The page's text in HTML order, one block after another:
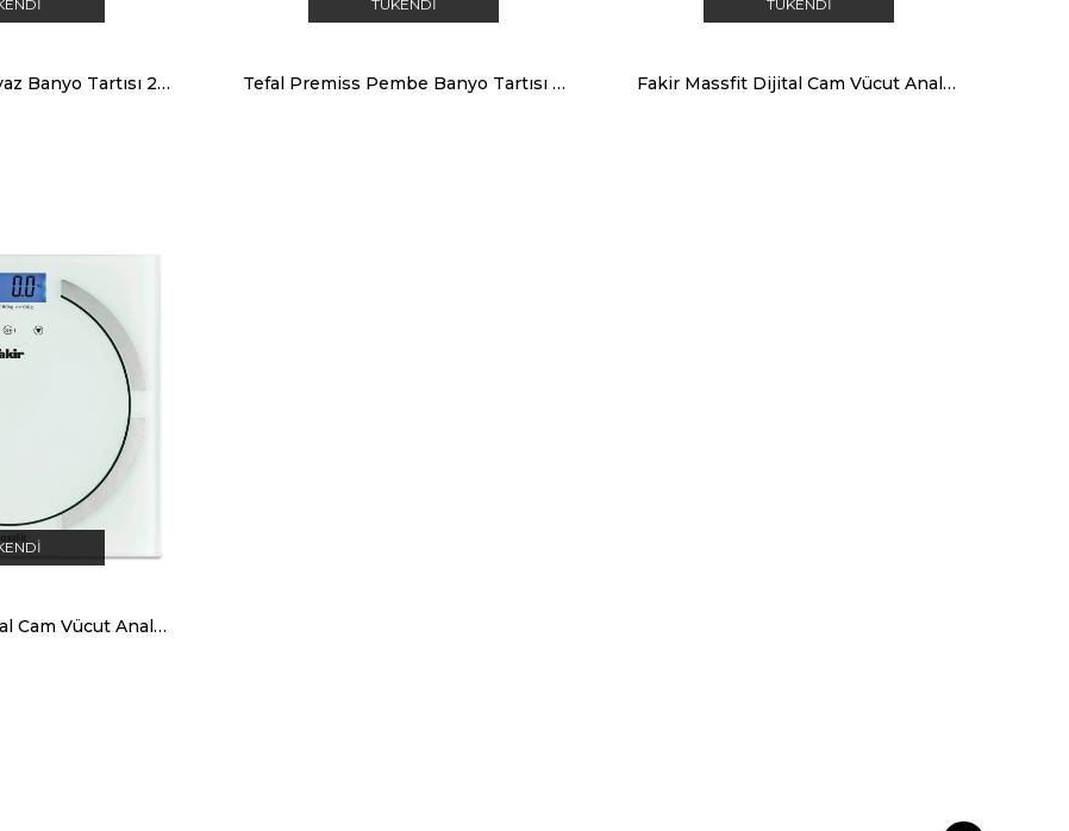
Tefal Premiss Beyaz Banyo Tartısı 2100098628
TÜKENDI
Tefal Premiss Pembe Banyo Tartısı 2100098635
TÜKENDI
Fakir Massfit Dijital Cam Vücut Analiz Baskülü Siyah
Fakir Massfit Dijital Cam Vücut Analiz Baskülü Beyaz